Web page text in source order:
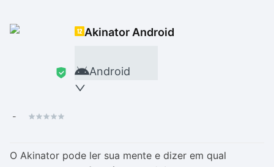
Akinator Android
Android
-
O Akinator pode ler sua mente e dizer em qual